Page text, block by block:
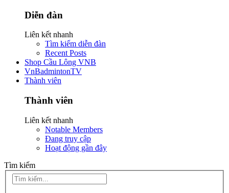
Diễn đàn
Liên kết nhanh
Tìm kiếm diễn đàn
Recent Posts
Shop Cầu Lông VNB
VnBadmintonTV
Thành viên
Thành viên
Liên kết nhanh
Notable Members
Đang truy cập
Hoạt động gần đây
Tìm kiếm